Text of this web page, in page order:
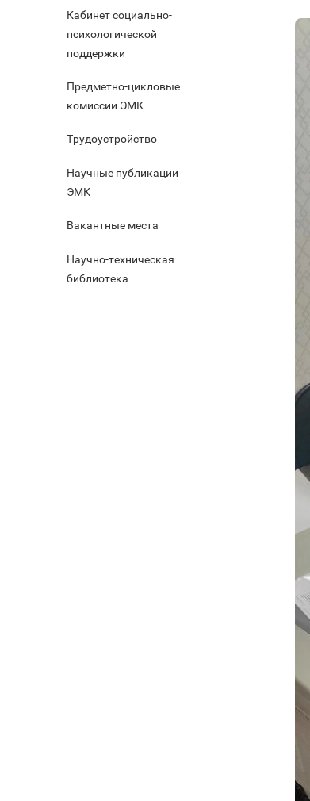
Кабинет социально-
психологической
поддержки
Предметно-цикловые
комиссии ЭМК
Трудоустройство
Научные публикации
ЭМК
Вакантные места
Научно-техническая
библиотека